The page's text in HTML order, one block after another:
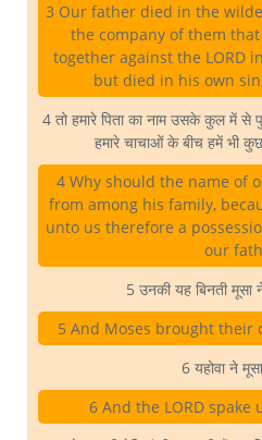
3 Our father died in the
the company of them
together against the LORD
but died in his own
4 तो हमारे पिता का नाम उसके कुल में से
हमारे चाचाओं के बीच हमें भी
4 Why should the name of
from among his family,
unto us therefore a
our
5 उनकी यह बिनती मूसा
5 And Moses brought their
6 यहोवा ने
6 And the LORD spake